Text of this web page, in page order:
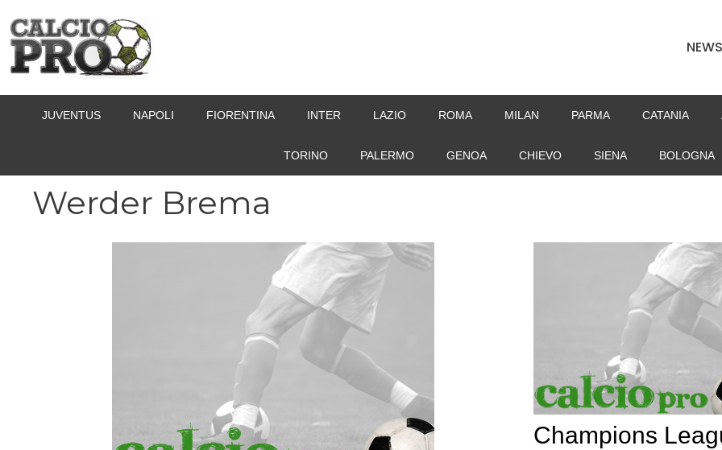
contenuto
NEWS
JUVENTUS NAPOLI FIORENTINA INTER LAZIO ROMA MILAN PARMA CATANIA
TORINO PALERMO GENOA CHIEVO SIENA BOLOGNA
Werder Brema
Champions